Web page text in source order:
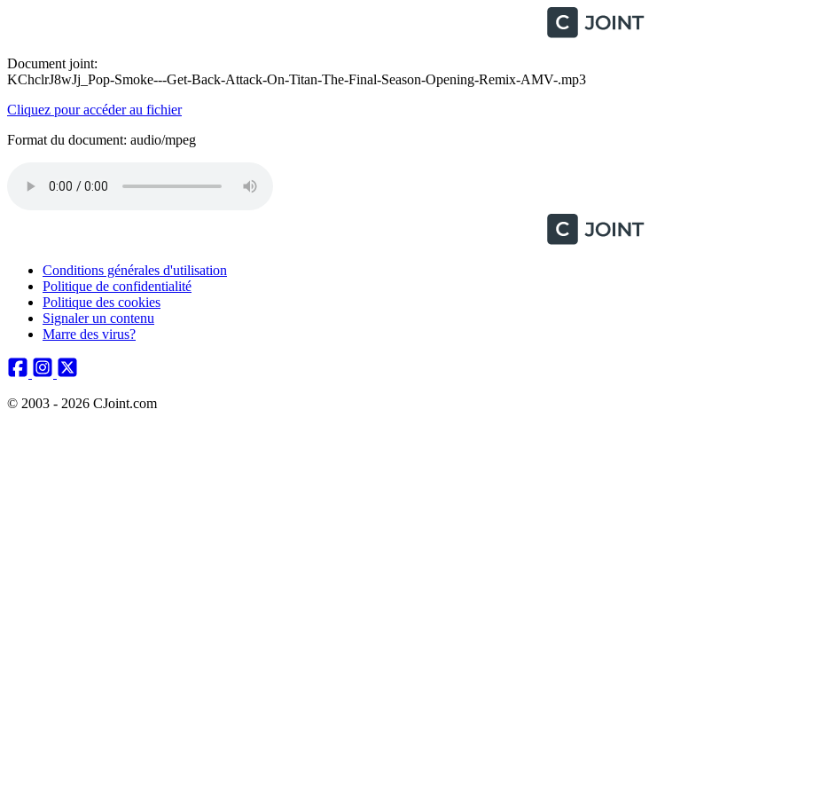
Document joint:
KChclrJ8wJj_Pop-Smoke---Get-Back-Attack-On-Titan-The-Final-Season-Opening-Remix-AMV-.mp3
Cliquez pour accéder au fichier
Format du document: audio/mpeg
Conditions générales d'utilisation
Politique de confidentialité
Politique des cookies
Signaler un contenu
Marre des virus?
© 2003 - 2026 CJoint.com